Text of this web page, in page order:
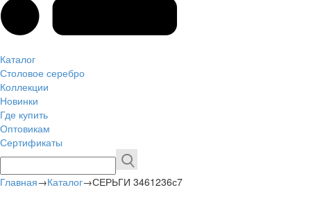
Каталог
Столовое серебро
Коллекции
Новинки
Где купить
Оптовикам
Сертификаты
Главная→Каталог→СЕРЬГИ 3461236с7